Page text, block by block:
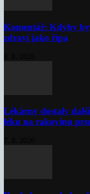
Komentář: Kdyby
zdraví jako řípa
Lékárny dostaly
léku na rakovinu